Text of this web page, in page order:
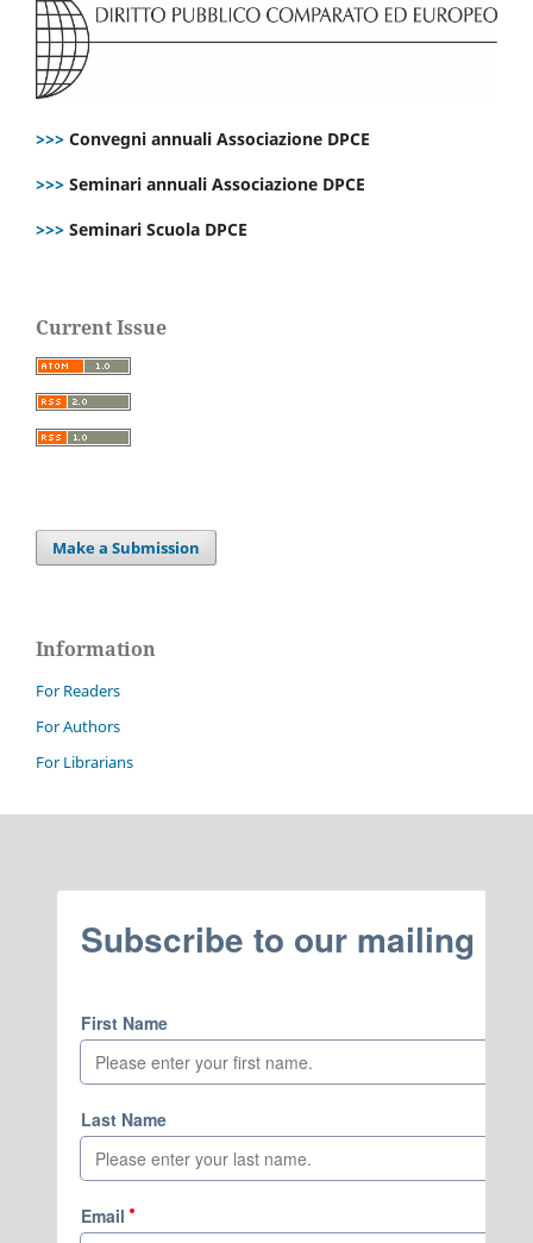
>>> Convegni annuali Associazione DPCE
>>> Seminari annuali Associazione DPCE
>>> Seminari Scuola DPCE
Current Issue
Make a Submission
Information
For Readers
For Authors
For Librarians